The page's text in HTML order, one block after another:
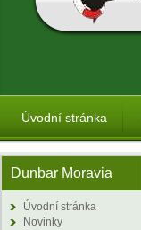
Úvodní stránka
Dunbar Moravia
Úvodní stránka
Novinky